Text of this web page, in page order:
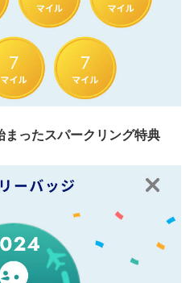
ったスパークリング特典